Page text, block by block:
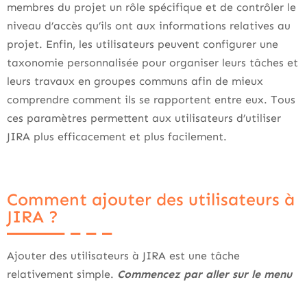
membres du projet un rôle spécifique et de contrôler le
niveau d’accès qu’ils ont aux informations relatives au
projet. Enfin, les utilisateurs peuvent configurer une
taxonomie personnalisée pour organiser leurs tâches et
leurs travaux en groupes communs afin de mieux
comprendre comment ils se rapportent entre eux. Tous
ces paramètres permettent aux utilisateurs d’utiliser
JIRA plus efficacement et plus facilement.
Comment ajouter des utilisateurs à
JIRA ?
Ajouter des utilisateurs à JIRA est une tâche
relativement simple. Commencez par aller sur le menu